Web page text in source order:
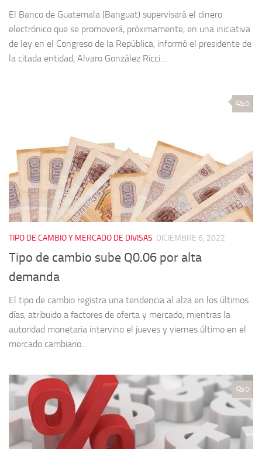
El Banco de Guatemala (Banguat) supervisará el dinero
electrónico que se promoverá, próximamente, en una iniciativa
de ley en el Congreso de la República, informó el presidente de
la citada entidad, Alvaro González Ricci....
0
TIPO DE CAMBIO Y MERCADO DE DIVISAS DICIEMBRE 6, 2022
Tipo de cambio sube Q0.06 por alta
demanda
El tipo de cambio registra una tendencia al alza en los últimos
días, atribuido a factores de oferta y mercado, mientras la
autoridad monetaria intervino el jueves y viernes último en el
mercado cambiario...
0